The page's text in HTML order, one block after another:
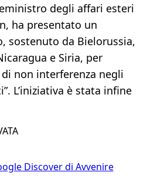
degli affari esteri
ha presentato un
sostenuto da Bielorussia,
e Siria, per
non interferenza negli
L’iniziativa è stata infine
Discover di Avvenire